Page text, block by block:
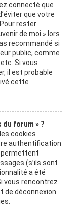
connecté que
que votre
rester
de moi » lors
recommandé si
public, comme
Si vous
il est probable
cette
forum » ?
cookies
authentification
permettent
(s’ils sont
a été
vous rencontrez
de déconnexion